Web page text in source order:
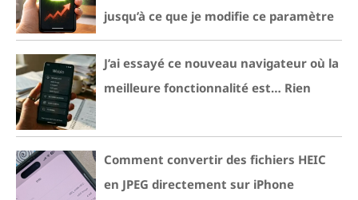
jusqu’à ce que je modifie ce paramètre
J’ai essayé ce nouveau navigateur où la
meilleure fonctionnalité est… Rien
Comment convertir des fichiers HEIC
en JPEG directement sur iPhone